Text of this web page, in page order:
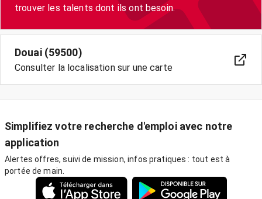
trouver les talents dont ils ont besoin.
Douai (59500)
Consulter la localisation sur une carte
Simplifiez votre recherche d'emploi avec notre
application
Alertes offres, suivi de mission, infos pratiques : tout est à
portée de main.